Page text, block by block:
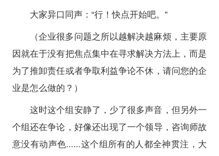
大家异口同声：“行！快点开始吧。”
（企业很多问题之所以越解决越麻烦，主要原
因就在于没有把焦点集中在寻求解决方法上，而是
为了推卸责任或者争取利益争论不休，请问您的企
业是怎么做的？）
这时这个组安静了，少了很多声音，但另外一
个组还在争论，好像还出现了一个领导，咨询师故
意没有动声色......这个组所有的人都全神贯注，大